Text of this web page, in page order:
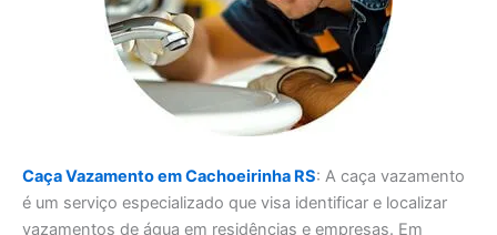
Caça Vazamento em Cachoeirinha RS: A caça vazamento
é um serviço especializado que visa identificar e localizar
vazamentos de água em residências e empresas. Em